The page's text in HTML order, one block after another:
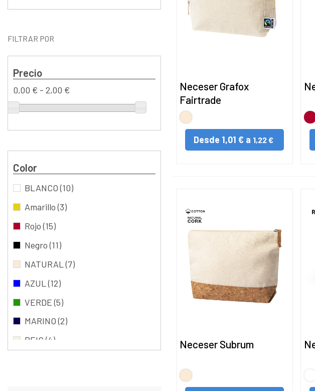
FILTRAR POR
Precio
0,00 € - 2,00 €
Color
BLANCO(10)
Amarillo(3)
Rojo(15)
Negro(11)
NATURAL(7)
AZUL(12)
VERDE(5)
MARINO(2)
BEIG (4)
Neceser Grafox
Fairtrade
NATURAL
Desde 1,01 € a 1,22 €
Neceser Subrum
NATURAL